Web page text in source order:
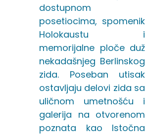
dostupnom
posetiocima, spomenik
Holokaustu i
memorijalne ploče duž
nekadašnjeg Berlinskog
zida. Poseban utisak
ostavljaju delovi zida sa
uličnom umetnošću i
galerija na otvorenom
poznata kao Istočna